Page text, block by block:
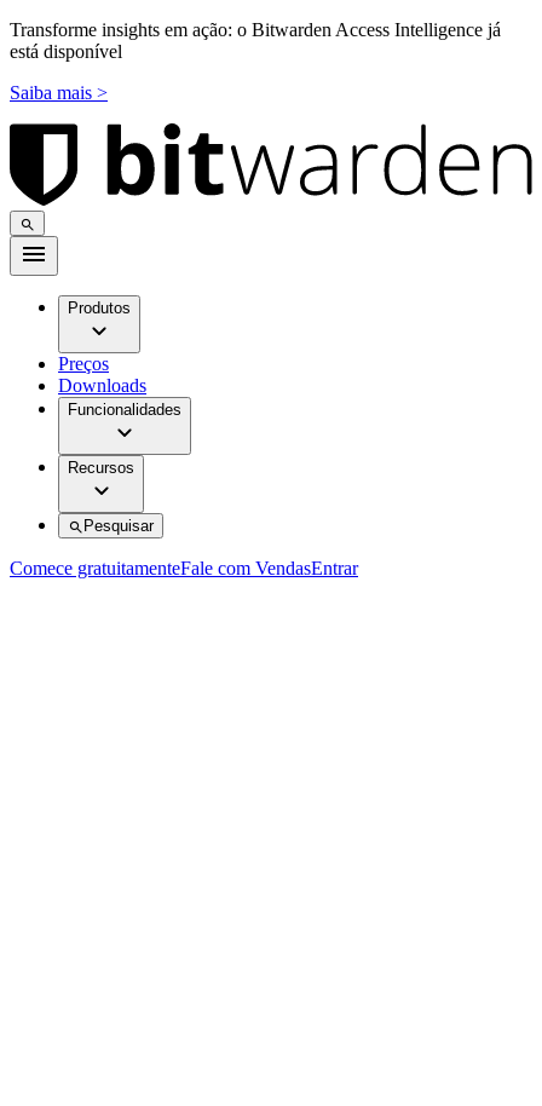
Transforme insights em ação: o Bitwarden Access Intelligence já
está disponível
Saiba mais >
Produtos
Preços
Downloads
Funcionalidades
Recursos
Pesquisar
Comece gratuitamenteFale com VendasEntrar